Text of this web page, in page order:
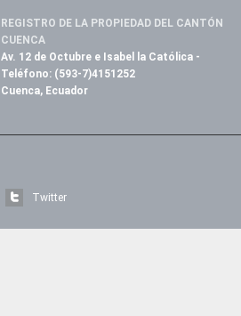
REGISTRO DE LA PROPIEDAD DEL CANTÓN
CUENCA
Av. 12 de Octubre e Isabel la Católica -
Teléfono: (593-7)4151252
Cuenca, Ecuador
Twitter